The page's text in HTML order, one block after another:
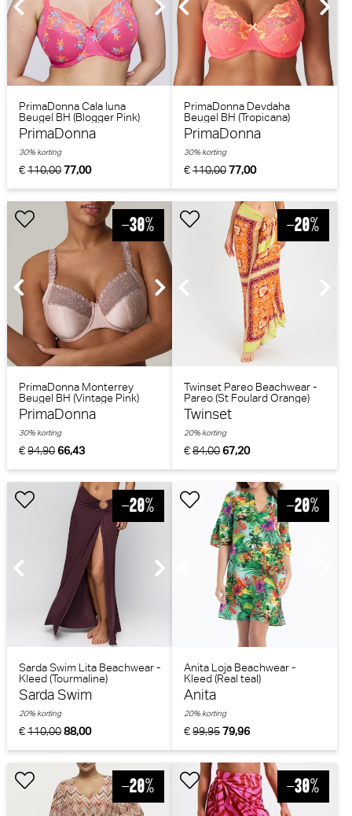
PrimaDonna Cala luna
Beugel BH (Blogger Pink)
PrimaDonna
€110,0077,00
30% korting
PrimaDonna Devdaha
Beugel BH (Tropicana)
PrimaDonna
€110,0077,00
30% korting
PrimaDonna Monterrey
Beugel BH (Vintage Pink)
PrimaDonna
€94,9066,43
30% korting
Twinset Pareo Beachwear -
Pareo (St Foulard Orange)
Twinset
€84,0067,20
20% korting
Sarda Swim Lita Beachwear -
Kleed (Tourmaline)
Sarda Swim
€110,0088,00
20% korting
Anita Loja Beachwear -
Kleed (Real teal)
Anita
€99,9579,96
20% korting